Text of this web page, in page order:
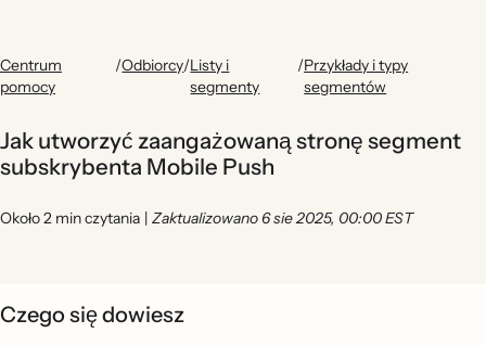
Centrum
pomocy
/Odbiorcy/Listy i
segmenty
/Przykłady i typy
segmentów
Jak utworzyć zaangażowaną stronę segment
subskrybenta Mobile Push
Około 2 min czytania | Zaktualizowano 6 sie 2025, 00:00 EST
Czego się dowiesz